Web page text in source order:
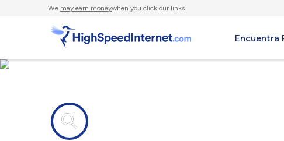
We may earn moneywhen you click our links.
Encuentra